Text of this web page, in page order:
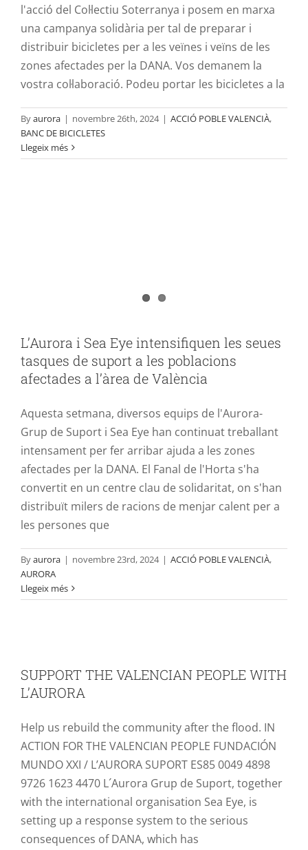
l'acció del Col·lectiu Soterranya i posem en marxa
una campanya solidària per tal de preparar i
distribuir bicicletes per a les veïnes i veïns de les
zones afectades per la DANA. Vos demanem la
vostra col·laboració. Podeu portar les bicicletes a la
Byaurora | novembre 26th, 2024 | ACCIÓ POBLE VALENCIÀ,
BANC DE BICICLETES
Llegeix més
L’Aurora i Sea Eye intensifiquen les seues
tasques de suport a les poblacions
afectades a l’àrea de València
Aquesta setmana, diversos equips de l'Aurora-
Grup de Suport i Sea Eye han continuat treballant
intensament per fer arribar ajuda a les zones
afectades per la DANA. El Fanal de l'Horta s'ha
convertit en un centre clau de solidaritat, on s'han
distribuït milers de racions de menjar calent per a
les persones que
Byaurora | novembre 23rd, 2024 | ACCIÓ POBLE VALENCIÀ,
AURORA
Llegeix més
ACCIÓ POBLE VALENCIÀ
SUPPORT THE VALENCIAN PEOPLE WITH
L’AURORA
Help us rebuild the community after the flood. IN
ACTION FOR THE VALENCIAN PEOPLE FUNDACIÓN
MUNDO XXI / L’AURORA SUPORT ES85 0049 4898
9726 1623 4470 L´Aurora Grup de Suport, together
with the international organisation Sea Eye, is
setting up a response system to the serious
consequences of DANA, which has